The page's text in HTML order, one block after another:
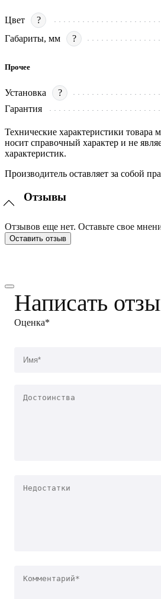
Цвет
?
Габариты, мм
?
Прочее
Установка
?
Гарантия
Технические характеристики товара
носит справочный характер и не
характеристик.
Производитель оставляет за собой
Отзывы
Отзывов еще нет. Оставьте свое
Оставить отзыв
Написать
Оценка*